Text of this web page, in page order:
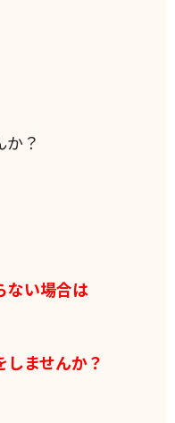
？
ない場合は
ませんか？